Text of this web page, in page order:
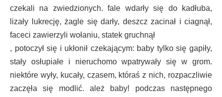
czekali na zwiedzionych. fale wdarły się do kadłuba,
lizały lukrecję, żagle się darły, deszcz zacinał i ciagnął,
faceci zawierzyli wołaniu, statek gruchnął
, potoczył się i ukłonił czekającym: baby tylko się gapiły,
stały osłupiałe i nieruchomo wpatrywały się w grom.
niektóre wyły, kucały, czasem, któraś z nich, rozpaczliwie
zaczęła się modlić. ależ baby! podczas następnego